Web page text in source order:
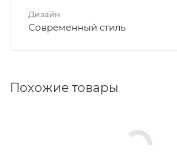
Дизайн
Современный стиль
Похожие товары